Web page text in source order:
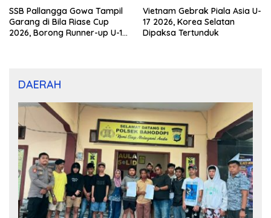
SSB Pallangga Gowa Tampil
Garang di Bila Riase Cup
2026, Borong Runner-up U-10
Vietnam Gebrak Piala Asia U-
17 2026, Korea Selatan
Dipaksa Tertunduk
DAERAH